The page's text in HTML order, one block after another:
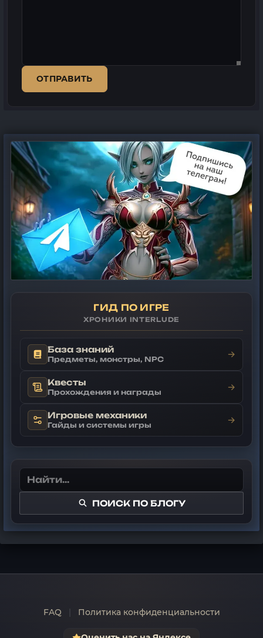
ОТПРАВИТЬ
ГИД ПО ИГРЕ
ХРОНИКИ INTERLUDE
База знаний
Предметы, монстры, NPC →
Квесты
Прохождения и награды →
Игровые механики
Гайды и системы игры →
ПОИСК ПО БЛОГУ
FAQ Политика конфиденциальности